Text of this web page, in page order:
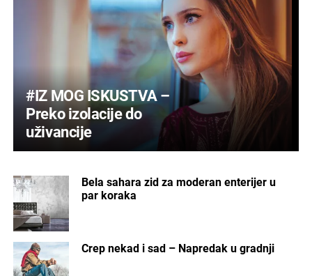
#IZ MOG ISKUSTVA –
Preko izolacije do
uživancije
Bela sahara zid za moderan enterijer u
par koraka
Crep nekad i sad – Napredak u gradnji